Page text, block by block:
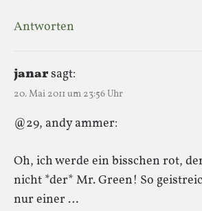
Antworten
janarsagt:
20. Mai 2011 um 23:56 Uhr
@29, andy ammer:
Oh, ich werde ein bisschen rot,
nicht *der* Mr. Green! So
nur einer …